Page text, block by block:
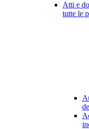
Atti e
tutte le